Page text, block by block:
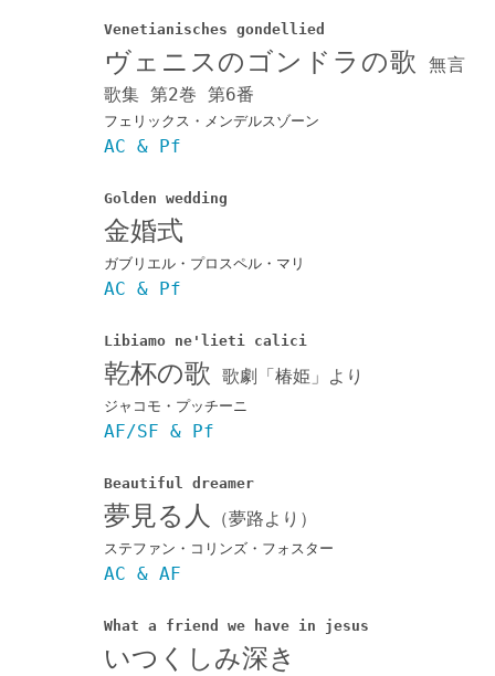
Venetianisches gondellied
ヴェニスのゴンドラの歌
無言
歌集 第2巻 第6番
フェリックス・メンデルスゾーン
AC & Pf
Golden wedding
金婚式
ガブリエル・プロスペル・マリ
AC & Pf
Libiamo ne'lieti calici
乾杯の歌 歌劇「椿姫」より
ジャコモ・プッチーニ
AF/SF & Pf
Beautiful dreamer
夢見る人 （夢路より）
ステファン・コリンズ・フォスター
AC & AF
What a friend we have in jesus
いつくしみ深き